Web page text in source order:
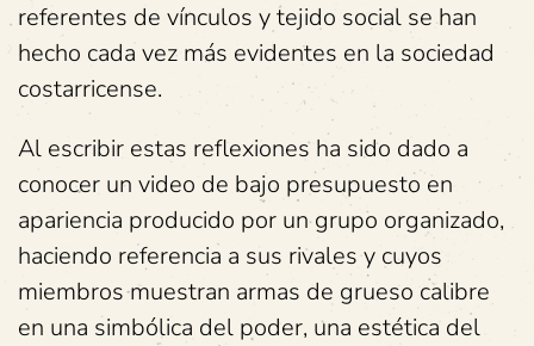
referentes de vínculos y tejido social se han
hecho cada vez más evidentes en la sociedad
costarricense.
Al escribir estas reflexiones ha sido dado a
conocer un video de bajo presupuesto en
apariencia producido por un grupo organizado,
haciendo referencia a sus rivales y cuyos
miembros muestran armas de grueso calibre
en una simbólica del poder, una estética del